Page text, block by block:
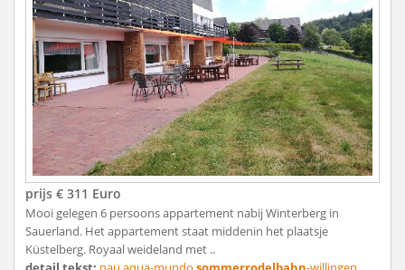
prijs € 311 Euro
Mooi gelegen 6 persoons appartement nabij Winterberg in
Sauerland. Het appartement staat middenin het plaatsje
Küstelberg. Royaal weideland met ..